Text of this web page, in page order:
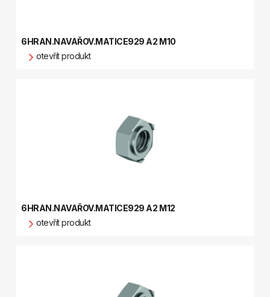
6HRAN.NAVAŘOV.MATICE929 A2 M10
otevřít produkt
6HRAN.NAVAŘOV.MATICE929 A2 M12
otevřít produkt